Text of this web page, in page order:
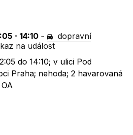
- 14:10 -
dopravní
na událost
do 14:10; v ulici Pod
Praha; nehoda; 2 havarovaná